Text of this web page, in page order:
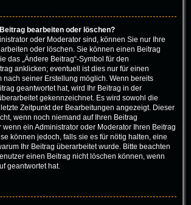
bearbeiten oder löschen?
oder Moderator sind, können Sie nur Ihre
oder löschen. Sie können einen Beitrag
das „Ändere Beitrag“-Symbol für den
anklicken; eventuell ist dies nur für einen
nach seiner Erstellung möglich. Wenn bereits
geantwortet hat, wird Ihr Beitrag in der
gekennzeichnet. Es wird sowohl die
Zeitpunkt der Bearbeitungen angezeigt. Dieser
wenn noch niemand auf Ihren Beitrag
wenn ein Administrator oder Moderator Ihren Beitrag
können jedoch, falls sie es für nötig halten, eine
Ihr Beitrag überarbeitet wurde. Bitte beachten
einen Beitrag nicht löschen können, wenn
geantwortet hat.